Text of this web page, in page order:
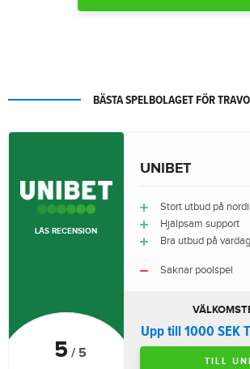
BÄSTA SPELBOLAGET FÖR
5 / 5
LÄS RECENSION
UNIBET
Stort utbud på
Hjälpsam support
Bra utbud på
Saknar poolspel
Upp till 1000 SEK
TILL